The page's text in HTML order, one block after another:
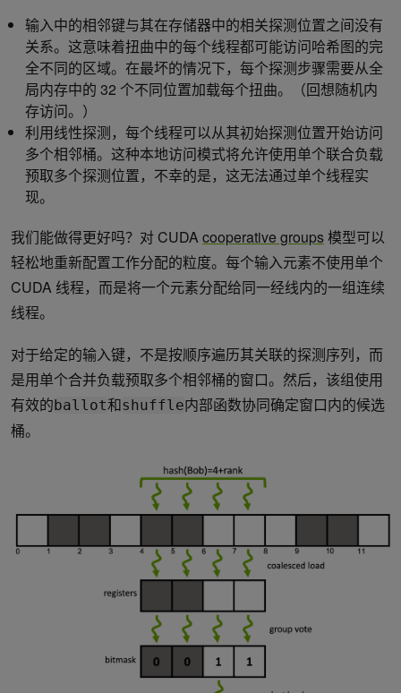
输入中的相邻键与其在存储器中的相关探测位置之间没有
关系。这意味着扭曲中的每个线程都可能访问哈希图的完
全不同的区域。在最坏的情况下，每个探测步骤需要从全
局内存中的 32 个不同位置加载每个扭曲。（回想随机内
存访问。）
利用线性探测，每个线程可以从其初始探测位置开始访问
多个相邻桶。这种本地访问模式将允许使用单个联合负载
预取多个探测位置，不幸的是，这无法通过单个线程实
现。
我们能做得更好吗？对 CUDAcooperative groups模型可以
轻松地重新配置工作分配的粒度。每个输入元素不使用单个
CUDA 线程，而是将一个元素分配给同一经线内的一组连续
线程。
对于给定的输入键，不是按顺序遍历其关联的探测序列，而
是用单个合并负载预取多个相邻桶的窗口。然后，该组使用
有效的ballot和shuffle内部函数协同确定窗口内的候选
桶。